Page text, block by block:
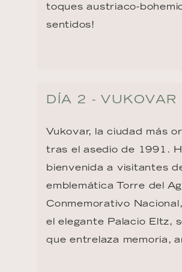
toques austriaco-
sentidos!
DÍA 2 - VUKOVAR
Vukovar, la ciudad más
tras el asedio de 1991.
bienvenida a visitantes
emblemática Torre del
Conmemorativo
el elegante Palacio Eltz,
que entrelaza memoria,